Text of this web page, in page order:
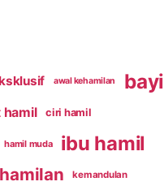
awal kehamilan bayi
hamil ciri hamil
hamil muda ibu hamil
kemandulan